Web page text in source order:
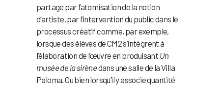
partage par l’atomisation de la notion
d’artiste, par l’intervention du public dans le
processus créatif comme, par exemple,
lorsque des élèves de CM2 s’intègrent à
l’élaboration de l’œuvre en produisant Un
musée de la sirènedans une salle de la Villa
Paloma. Ou bien lorsqu’il y associe quantité